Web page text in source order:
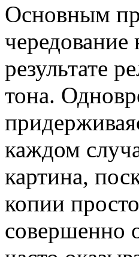
Основным
чередование
результате
тона.
каждом
картина,
копии
совершенно